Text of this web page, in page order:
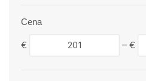
Cena
€ – €